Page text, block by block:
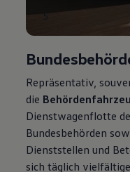
5
Repräsentativ,
die
Dienstwagenflotte
Bundesbehörden
Dienststellen und
sich täglich